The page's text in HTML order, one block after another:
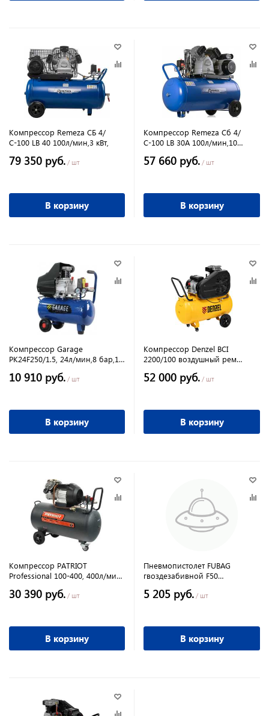
Компрессор Remeza СБ 4/
С-100 LB 40 100л/мин,3 кВт,
79 350 руб. / шт
В корзину
Компрессор Remeza Сб 4/
С-100 LB 30A 100л/мин,10
57 660 руб. / шт
В корзину
Компрессор Garage
PK24F250/1.5, 24л/мин,8 бар,1.5
10 910 руб. / шт
В корзину
Компрессор Denzel BCI
2200/100 воздушный рем
420л/мин
52 000 руб. / шт
В корзину
Компрессор PATRIOT
Professional 100-400, 400л/мин,
30 390 руб. / шт
В корзину
Пневмопистолет FUBAG
гвоздезабивной F50
50мм,40л/м)
5 205 руб. / шт
В корзину